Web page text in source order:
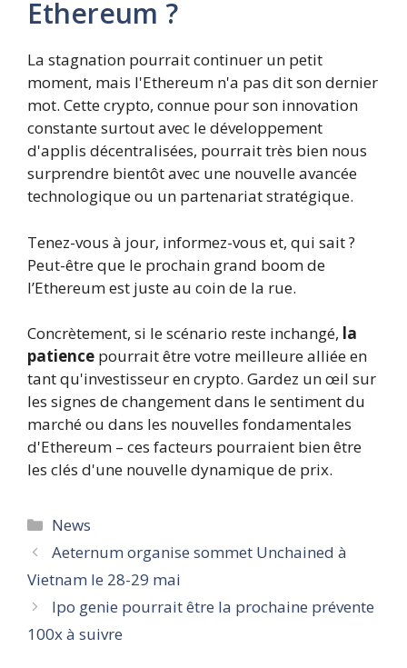
Ethereum ?
La stagnation pourrait continuer un petit
moment, mais l'Ethereum n'a pas dit son dernier
mot. Cette crypto, connue pour son innovation
constante surtout avec le développement
d'applis décentralisées, pourrait très bien nous
surprendre bientôt avec une nouvelle avancée
technologique ou un partenariat stratégique.
Tenez-vous à jour, informez-vous et, qui sait ?
Peut-être que le prochain grand boom de
l’Ethereum est juste au coin de la rue.
Concrètement, si le scénario reste inchangé, la
patience pourrait être votre meilleure alliée en
tant qu'investisseur en crypto. Gardez un œil sur
les signes de changement dans le sentiment du
marché ou dans les nouvelles fondamentales
d'Ethereum – ces facteurs pourraient bien être
les clés d'une nouvelle dynamique de prix.
Catégories
News
Aeternum organise sommet Unchained à
Vietnam le 28-29 mai
Ipo genie pourrait être la prochaine prévente
100x à suivre